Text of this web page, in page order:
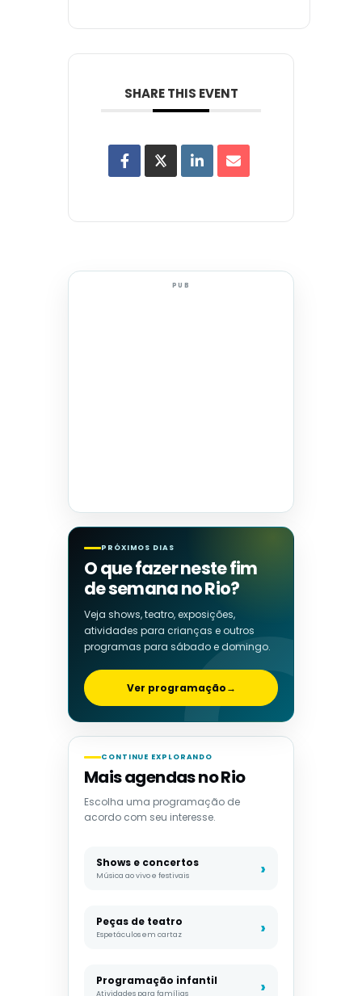
SHARE THIS EVENT
PUB
PRÓXIMOS DIAS
O que fazer neste fim
de semana no Rio?
Veja shows, teatro, exposições,
atividades para crianças e outros
programas para sábado e domingo.
Ver programação→
CONTINUE EXPLORANDO
Mais agendas no Rio
Escolha uma programação de
acordo com seu interesse.
Shows e concertos
Música ao vivo e festivais
Peças de teatro
Espetáculos em cartaz
Programação infantil
Atividades para famílias